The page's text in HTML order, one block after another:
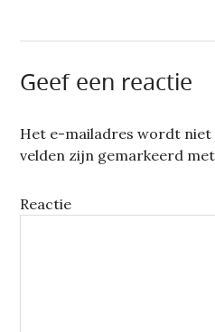
NIEUW NIEUW NIEUW
Geef een reactie
Het e-mailadres wordt niet
velden zijn gemarkeerd
Reactie